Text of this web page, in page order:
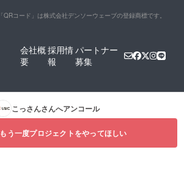
「QRコード」は株式会社デンソーウェーブの登録商標です。
会社概
要
採用情
報
パートナー
募集
こっさんさんへアンコール
もう一度プロジェクトをやってほしい